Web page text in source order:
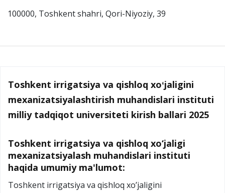
100000, Toshkent shahri, Qori-Niyoziy, 39
Toshkent irrigatsiya va qishloq xoʻjaligini
mexanizatsiyalashtirish muhandislari instituti
milliy tadqiqot universiteti kirish ballari 2025
Toshkent irrigatsiya va qishloq xo‘jaligi
mexanizatsiyalash muhandislari instituti
haqida umumiy ma'lumot:
Toshkent irrigatsiya va qishloq xo’jaligini